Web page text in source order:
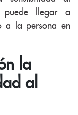
puede llegar a
a la persona en
la
al